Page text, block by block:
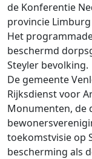
de Konferentie
provincie
Het
beschermd
Steyler bevolking.
De gemeente
Rijksdienst voor
Monumenten, de
toekomstvisie op
bescherming als